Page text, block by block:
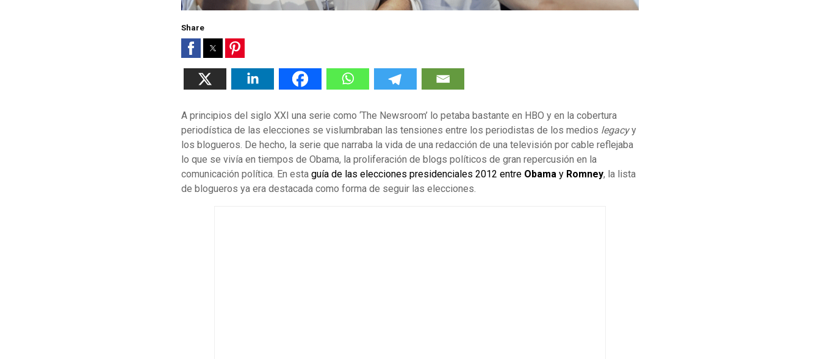
Share
A principios del siglo XXI una serie como ‘The Newsroom’ lo petaba bastante en HBO y en la cobertura
periodística de las elecciones se vislumbraban las tensiones entre los periodistas de los medios legacyy
los blogueros. De hecho, la serie que narraba la vida de una redacción de una televisión por cable reflejaba
lo que se vivía en tiempos de Obama, la proliferación de blogs políticos de gran repercusión en la
comunicación política. En esta guía de las elecciones presidenciales 2012 entre Obama y Romney, la lista
de blogueros ya era destacada como forma de seguir las elecciones.